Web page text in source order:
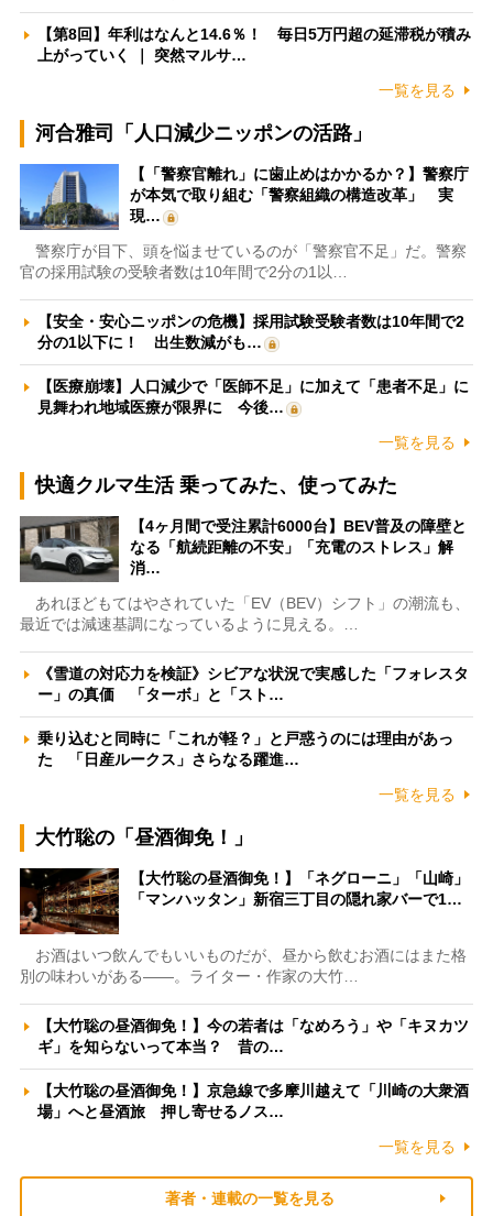
【第8回】年利はなんと14.6％！ 毎日5万円超の延滞税が積み
上がっていく ｜ 突然マルサ…
一覧を見る
河合雅司「人口減少ニッポンの活路」
【「警察官離れ」に歯止めはかかるか？】警察庁
が本気で取り組む「警察組織の構造改革」 実
現…
警察庁が目下、頭を悩ませているのが「警察官不足」だ。警察
官の採用試験の受験者数は10年間で2分の1以…
【安全・安心ニッポンの危機】採用試験受験者数は10年間で2
分の1以下に！ 出生数減がも…
【医療崩壊】人口減少で「医師不足」に加えて「患者不足」に
見舞われ地域医療が限界に 今後…
一覧を見る
快適クルマ生活 乗ってみた、使ってみた
【4ヶ月間で受注累計6000台】BEV普及の障壁と
なる「航続距離の不安」「充電のストレス」解
消…
あれほどもてはやされていた「EV（BEV）シフト」の潮流も、
最近では減速基調になっているように見える。…
《雪道の対応力を検証》シビアな状況で実感した「フォレスタ
ー」の真価 「ターボ」と「スト…
乗り込むと同時に「これが軽？」と戸惑うのには理由があっ
た 「日産ルークス」さらなる躍進…
一覧を見る
大竹聡の「昼酒御免！」
【大竹聡の昼酒御免！】「ネグローニ」「山崎」
「マンハッタン」新宿三丁目の隠れ家バーで1…
お酒はいつ飲んでもいいものだが、昼から飲むお酒にはまた格
別の味わいがある――。ライター・作家の大竹…
【大竹聡の昼酒御免！】今の若者は「なめろう」や「キヌカツ
ギ」を知らないって本当？ 昔の…
【大竹聡の昼酒御免！】京急線で多摩川越えて「川崎の大衆酒
場」へと昼酒旅 押し寄せるノス…
一覧を見る
著者・連載の一覧を見る